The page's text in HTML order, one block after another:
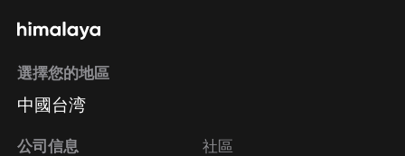
選擇您的地區
中國台湾
公司信息 社區